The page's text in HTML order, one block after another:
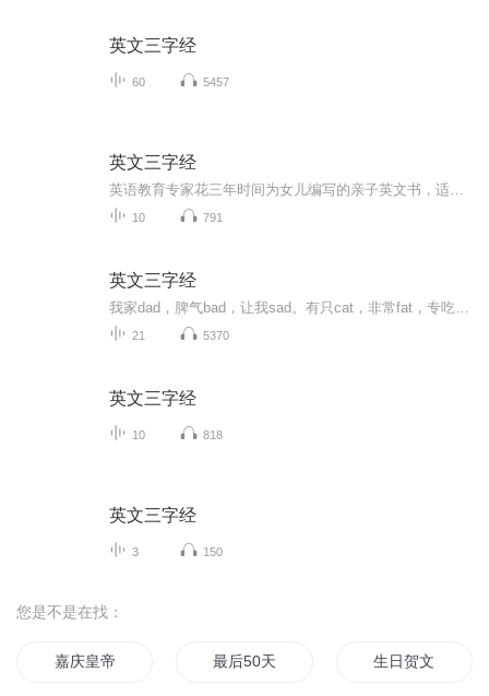
英文三字经
60 5457
英文三字经
10 791
英文三字经
21 5370
英文三字经
10 818
英文三字经
3 150
您是不是在找：
嘉庆皇帝 最后50天 生日贺文